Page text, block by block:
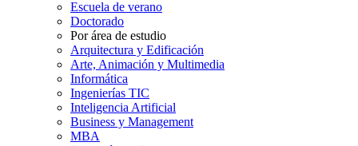
Escuela de verano
Doctorado
Por área de estudio
Arquitectura y Edificación
Arte, Animación y Multimedia
Informática
Ingenierías TIC
Inteligencia Artificial
Business y Management
MBA